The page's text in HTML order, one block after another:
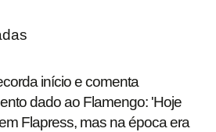
início e comenta
dado ao Flamengo: 'Hoje
Flapress, mas na época era